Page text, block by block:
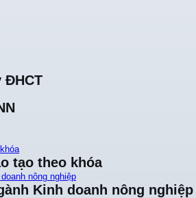
ĐHCT
tạo theo khóa
nông nghiệp
Kinh doanh nông nghiệp